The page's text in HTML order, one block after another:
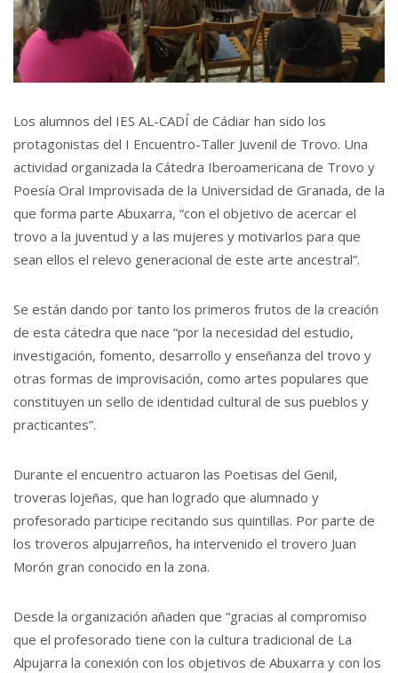
Los alumnos del IES AL-CADÍ de Cádiar han sido los
protagonistas del I Encuentro-Taller Juvenil de Trovo. Una
actividad organizada la Cátedra Iberoamericana de Trovo y
Poesía Oral Improvisada de la Universidad de Granada, de la
que forma parte Abuxarra, “con el objetivo de acercar el
trovo a la juventud y a las mujeres y motivarlos para que
sean ellos el relevo generacional de este arte ancestral”.
Se están dando por tanto los primeros frutos de la creación
de esta cátedra que nace “por la necesidad del estudio,
investigación, fomento, desarrollo y enseñanza del trovo y
otras formas de improvisación, como artes populares que
constituyen un sello de identidad cultural de sus pueblos y
practicantes”.
Durante el encuentro actuaron las Poetisas del Genil,
troveras lojeñas, que han logrado que alumnado y
profesorado participe recitando sus quintillas. Por parte de
los troveros alpujarreños, ha intervenido el trovero Juan
Morón gran conocido en la zona.
Desde la organización añaden que “gracias al compromiso
que el profesorado tiene con la cultura tradicional de La
Alpujarra la conexión con los objetivos de Abuxarra y con los